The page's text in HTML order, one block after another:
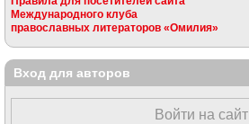
Международного клуба
православных литераторов «Омилия»
Вход для авторов
Войти на сайт